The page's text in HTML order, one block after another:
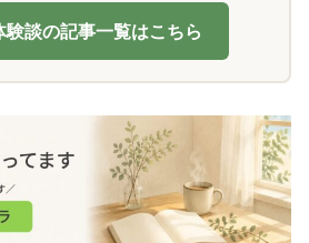
験談の記事一覧はこちら